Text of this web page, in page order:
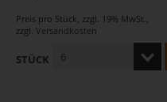
Preis pro Stück, zzgl. 19% MwSt.,
zzgl. Versandkosten
STÜCK